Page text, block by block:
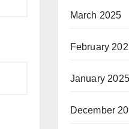
March 2025
February
January 2025
December